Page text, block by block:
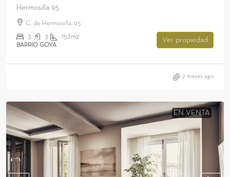
Hermosilla 95
C. de Hermosilla, 95
3 3 152m2
BARRIO GOYA
Ver propiedad
2 meses ago
EN VENTA